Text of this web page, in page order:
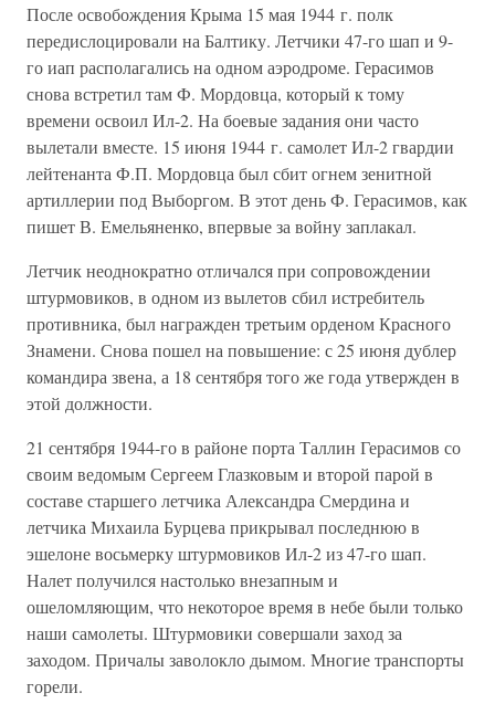
После освобождения Крыма 15 мая 1944 г. полк
передислоцировали на Балтику. Летчики 47-го шап и 9-
го иап располагались на одном аэродроме. Герасимов
снова встретил там Ф. Мордовца, который к тому
времени освоил Ил-2. На боевые задания они часто
вылетали вместе. 15 июня 1944 г. самолет Ил-2 гвардии
лейтенанта Ф.П. Мордовца был сбит огнем зенитной
артиллерии под Выборгом. В этот день Ф. Герасимов, как
пишет В. Емельяненко, впервые за войну заплакал.
Летчик неоднократно отличался при сопровождении
штурмовиков, в одном из вылетов сбил истребитель
противника, был награжден третьим орденом Красного
Знамени. Снова пошел на повышение: с 25 июня дублер
командира звена, а 18 сентября того же года утвержден в
этой должности.
21 сентября 1944-го в районе порта Таллин Герасимов со
своим ведомым Сергеем Глазковым и второй парой в
составе старшего летчика Александра Смердина и
летчика Михаила Бурцева прикрывал последнюю в
эшелоне восьмерку штурмовиков Ил-2 из 47-го шап.
Налет получился настолько внезапным и
ошеломляющим, что некоторое время в небе были только
наши самолеты. Штурмовики совершали заход за
заходом. Причалы заволокло дымом. Многие транспорты
горели.